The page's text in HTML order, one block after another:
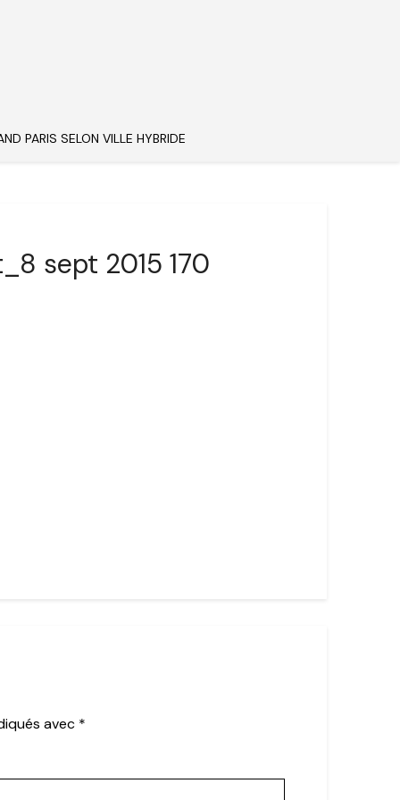
PARIS SELON VILLE HYBRIDE
sept 2015 170
avec *